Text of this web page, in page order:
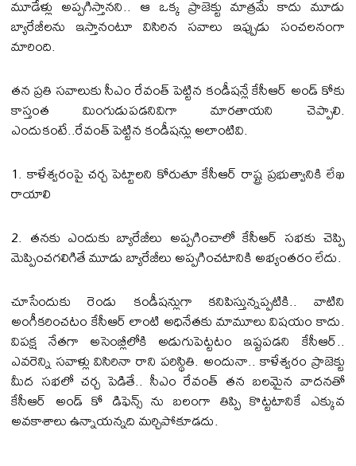
మూడేళ్లు అప్పగిస్తానని.. ఆ ఒక్క ప్రాజెక్టు మాత్రమే కాదు మూడు
బ్యారేజీలను ఇస్తానంటూ విసిరిన సవాలు ఇప్పుడు సంచలనంగా
మారింది.
తన ప్రతి సవాలుకు సీఎం రేవంత్ పెట్టిన కండీషన్లే కేసీఆర్ అండ్ కోకు
కాస్తంత మింగుడుపడనివిగా మారతాయని చెప్పాలి.
ఎందుకంటే..రేవంత్ పెట్టిన కండీషన్లు అలాంటివి.
1. కాళేశ్వరంపై చర్చ పెట్టాలని కోరుతూ కేసీఆర్ రాష్ట్ర ప్రభుత్వానికి లేఖ
రాయాలి
2. తనకు ఎందుకు బ్యారేజీలు అప్పగించాలో కేసీఆర్ సభకు చెప్పి
మెప్పించగలిగితే మూడు బ్యారేజీలు అప్పగించటానికి అభ్యంతరం లేదు.
చూసేందుకు రెండు కండీషన్లుగా కనిపిస్తున్నప్పటికి.. వాటిని
అంగీకరించటం కేసీఆర్ లాంటి అధినేతకు మామూలు విషయం కాదు.
విపక్ష నేతగా అసెంబ్లీలోకి అడుగుపెట్టటం ఇష్టపడని కేసీఆర్..
ఎవరెన్ని సవాళ్లు విసిరినా రాని పరిస్థితి. అందునా.. కాళేశ్వరం ప్రాజెక్టు
మీద సభలో చర్చ పెడితే.. సీఎం రేవంత్ తన బలమైన వాదనతో
కేసీఆర్ అండ్ కో డిఫెన్స్ ను బలంగా తిప్పి కొట్టటానికే ఎక్కువ
అవకాశాలు ఉన్నాయన్నది మర్చిపోకూడదు.